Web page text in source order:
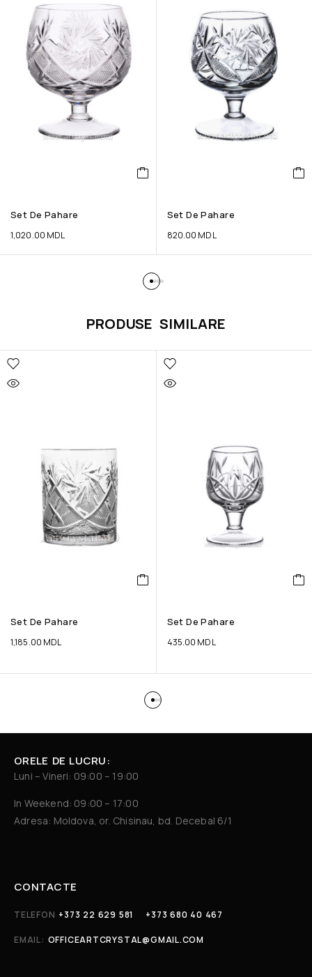
Set De Pahare
1,020.00 MDL
Set De Pahare
820.00 MDL
PRODUSE SIMILARE
Set De Pahare
1,185.00 MDL
Set De Pahare
435.00 MDL
ORELE DE LUCRU:
Luni – Vineri: 09:00 – 19:00
In Weekend: 09:00 – 17:00
Adresa: Moldova, or. Chisinau, bd. Decebal 6/1
CONTACTE
TELEFON +373 22 629 581 +373 680 40 467
EMAIL: OFFICEARTCRYSTAL@GMAIL.COM